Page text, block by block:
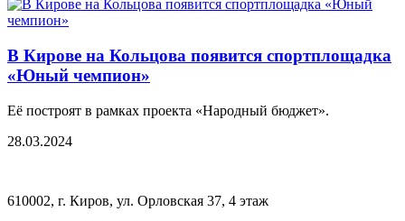
В Кирове на Кольцова появится спортплощадка
«Юный чемпион»
Её построят в рамках проекта «Народный бюджет».
28.03.2024
610002, г. Киров, ул. Орловская 37, 4 этаж